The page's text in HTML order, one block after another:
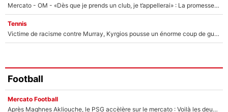
Mercato - OM - «Dès que je prends un club, je t’appellerai» : La promesse de Marcelino au moment de claquer la porte
Tennis
Victime de racisme contre Murray, Kyrgios pousse un énorme coup de gueule !
Football
Mercato Football
Après Maghnes Akliouche, le PSG accèlère sur le mercato : Voilà les deux nouvelles recrues qui vont signer la semaine prochaine ?